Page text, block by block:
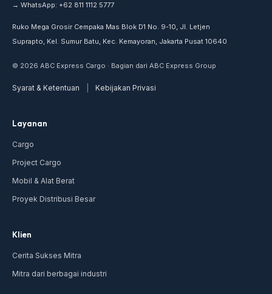
→ WhatsApp: +62 811 1112 5777
Ruko Mega Grosir Cempaka Mas Blok D1 No. 9-10, Jl. Letjen
Suprapto, Kel. Sumur Batu, Kec. Kemayoran, Jakarta Pusat 10640
© 2026 ABC Express Cargo · Bagian dari ABC Express Group
Syarat & Ketentuan Kebijakan Privasi
Layanan
Cargo
Project Cargo
Mobil & Alat Berat
Proyek Distribusi Besar
Klien
Cerita Sukses Mitra
Mitra dari berbagai industri